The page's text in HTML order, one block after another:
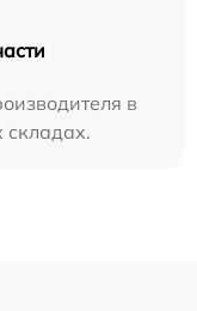
в
складах.